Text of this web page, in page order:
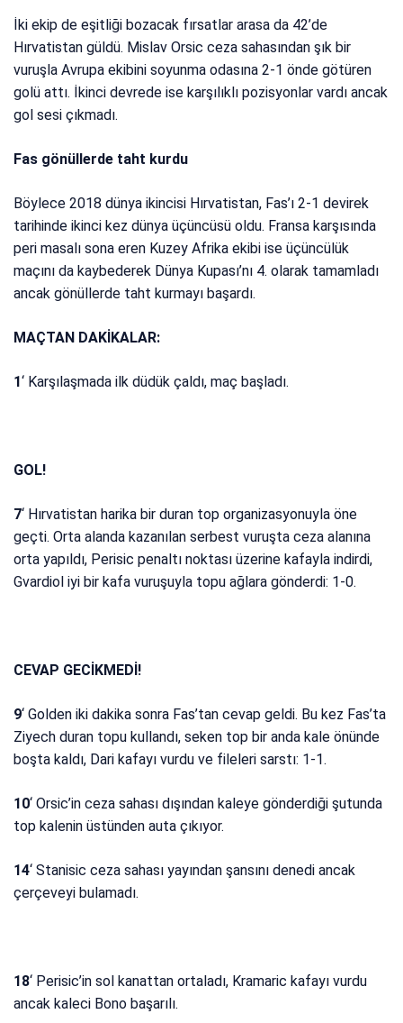
İki ekip de eşitliği bozacak fırsatlar arasa da 42’de
Hırvatistan güldü. Mislav Orsic ceza sahasından şık bir
vuruşla Avrupa ekibini soyunma odasına 2-1 önde götüren
golü attı. İkinci devrede ise karşılıklı pozisyonlar vardı ancak
gol sesi çıkmadı.
Fas gönüllerde taht kurdu
Böylece 2018 dünya ikincisi Hırvatistan, Fas’ı 2-1 devirek
tarihinde ikinci kez dünya üçüncüsü oldu. Fransa karşısında
peri masalı sona eren Kuzey Afrika ekibi ise üçüncülük
maçını da kaybederek Dünya Kupası’nı 4. olarak tamamladı
ancak gönüllerde taht kurmayı başardı.
MAÇTAN DAKİKALAR:
1‘ Karşılaşmada ilk düdük çaldı, maç başladı.
GOL!
7‘ Hırvatistan harika bir duran top organizasyonuyla öne
geçti. Orta alanda kazanılan serbest vuruşta ceza alanına
orta yapıldı, Perisic penaltı noktası üzerine kafayla indirdi,
Gvardiol iyi bir kafa vuruşuyla topu ağlara gönderdi: 1-0.
CEVAP GECİKMEDİ!
9‘ Golden iki dakika sonra Fas’tan cevap geldi. Bu kez Fas’ta
Ziyech duran topu kullandı, seken top bir anda kale önünde
boşta kaldı, Dari kafayı vurdu ve fileleri sarstı: 1-1.
10‘ Orsic’in ceza sahası dışından kaleye gönderdiği şutunda
top kalenin üstünden auta çıkıyor.
14‘ Stanisic ceza sahası yayından şansını denedi ancak
çerçeveyi bulamadı.
18‘ Perisic’in sol kanattan ortaladı, Kramaric kafayı vurdu
ancak kaleci Bono başarılı.